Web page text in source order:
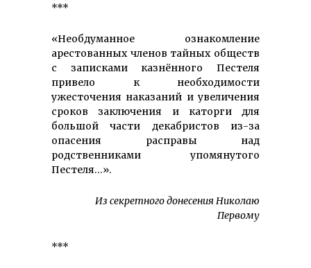
***
«Необдуманное ознакомление
арестованных членов тайных обществ
с записками казнённого Пестеля
привело к необходимости
ужесточения наказаний и увеличения
сроков заключения и каторги для
большой части декабристов из-за
опасения расправы над
родственниками упомянутого
Пестеля…».
Из секретного донесения Николаю
Первому
***